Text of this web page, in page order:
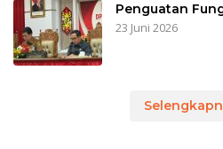
Penguatan
23 Juni 2026